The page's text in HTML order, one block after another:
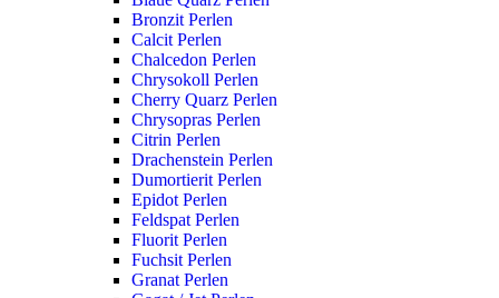
Bronzit Perlen
Calcit Perlen
Chalcedon Perlen
Chrysokoll Perlen
Cherry Quarz Perlen
Chrysopras Perlen
Citrin Perlen
Drachenstein Perlen
Dumortierit Perlen
Epidot Perlen
Feldspat Perlen
Fluorit Perlen
Fuchsit Perlen
Granat Perlen